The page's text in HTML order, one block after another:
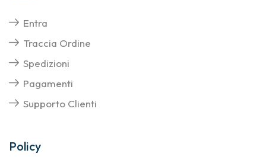
Entra
Traccia Ordine
Spedizioni
Pagamenti
Supporto Clienti
Policy